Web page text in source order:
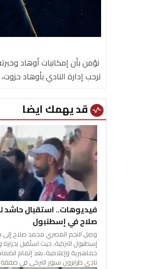
نؤمن بأن إمكانيات أوهاد
ترحب إدارة النادي بأوهاد
vital_signs قد يهمك ايضا
فيديوهات.. استقبال حاشد
صلاح في إسطنبول
وصل النجم المصري محمد صلاح إلى
إسطنبول التركية، حيث استُقبل
جماهيرية وإعلامية، بعد إتمام
نادي طرابزون سبور التركي في صفقة